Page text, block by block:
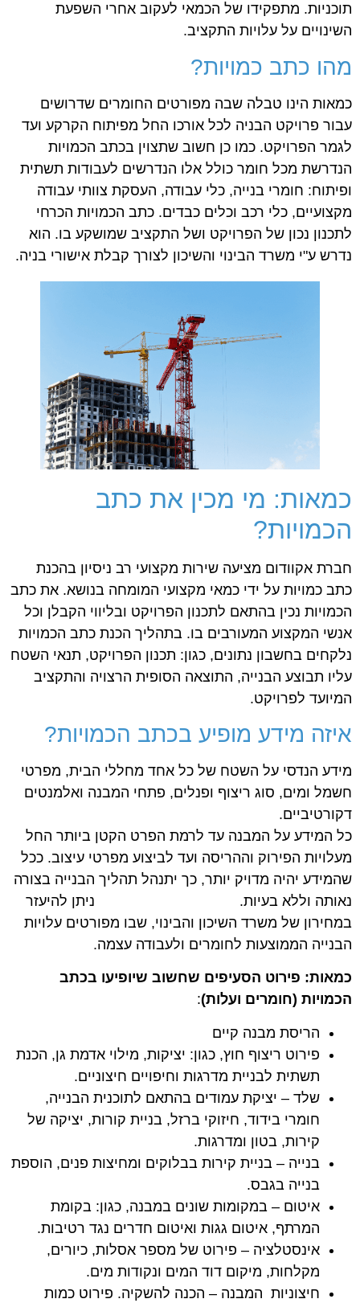
תוכניות. מתפקידו של הכמאי לעקוב אחרי השפעת
השינויים על עלויות התקציב.
מהו כתב כמויות?
כמאות הינו טבלה שבה מפורטים החומרים שדרושים
עבור פרויקט הבניה לכל אורכו החל מפיתוח הקרקע ועד
לגמר הפרויקט. כמו כן חשוב שתצוין בכתב הכמויות
הנדרשת מכל חומר כולל אלו הנדרשים לעבודות תשתית
ופיתוח: חומרי בנייה, כלי עבודה, העסקת צוותי עבודה
מקצועיים, כלי רכב וכלים כבדים. כתב הכמויות הכרחי
לתכנון נכון של הפרויקט ושל התקציב שמושקע בו. הוא
נדרש ע"י משרד הבינוי והשיכון לצורך קבלת אישורי בניה.
כמאות: מי מכין את כתב
הכמויות?
חברת אקוודום מציעה שירות מקצועי רב ניסיון בהכנת
כתב כמויות על ידי כמאי מקצועי המומחה בנושא. את כתב
הכמויות נכין בהתאם לתכנון הפרויקט ובליווי הקבלן וכל
אנשי המקצוע המעורבים בו. בתהליך הכנת כתב הכמויות
נלקחים בחשבון נתונים, כגון: תכנון הפרויקט, תנאי השטח
עליו תבוצע הבנייה, התוצאה הסופית הרצויה והתקציב
המיועד לפרויקט.
איזה מידע מופיע בכתב הכמויות?
מידע הנדסי על השטח של כל אחד מחללי הבית, מפרטי
חשמל ומים, סוג ריצוף ופנלים, פתחי המבנה ואלמנטים
דקורטיביים.
כל המידע על המבנה עד לרמת הפרט הקטן ביותר החל
מעלויות הפירוק וההריסה ועד לביצוע מפרטי עיצוב. ככל
שהמידע יהיה מדויק יותר, כך יתנהל תהליך הבנייה בצורה
נאותה וללא בעיות. ניתן להיעזר
במחירון של משרד השיכון והבינוי, שבו מפורטים עלויות
הבנייה הממוצעות לחומרים ולעבודה עצמה.
כמאות: פירוט הסעיפים שחשוב שיופיעו בכתב
הכמויות (חומרים ועלות):
הריסת מבנה קיים
פירוט ריצוף חוץ, כגון: יציקות, מילוי אדמת גן, הכנת
תשתית לבניית מדרגות וחיפויים חיצוניים.
שלד – יציקת עמודים בהתאם לתוכנית הבנייה,
חומרי בידוד, חיזוקי ברזל, בניית קורות, יציקה של
קירות, בטון ומדרגות.
בנייה – בניית קירות בבלוקים ומחיצות פנים, הוספת
בנייה בגבס.
איטום – במקומות שונים במבנה, כגון: בקומת
המרתף, איטום גגות ואיטום חדרים נגד רטיבות.
אינסטלציה – פירוט של מספר אסלות, כיורים,
מקלחות, מיקום דוד המים ונקודות מים.
חיצוניות המבנה – הכנה להשקיה. פירוט כמות